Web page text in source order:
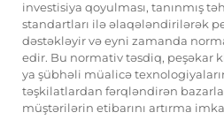
investisiya qoyulması, tanınmış
standartları ilə əlaqələndirilərək
dəstəkləyir və eyni zamanda
edir. Bu normativ təsdiq, peşəkar
ya şübhəli müalicə
təşkilatlardan fərqləndirən
müştərilərin etibarını artırma